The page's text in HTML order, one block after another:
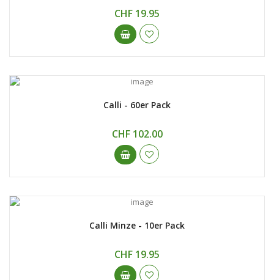
CHF 19.95
Calli - 60er Pack
CHF 102.00
Calli Minze - 10er Pack
CHF 19.95